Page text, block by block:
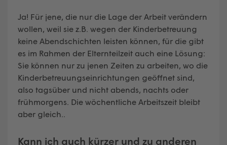
Ja! Für jene, die nur die Lage der Arbeit verändern
wollen, weil sie z.B. wegen der Kinderbetreuung
keine Abendschichten leisten können, für die gibt
es im Rahmen der Elternteilzeit auch eine Lösung:
Sie können nur zu jenen Zeiten zu arbeiten, wo die
Kinderbetreuungseinrichtungen geöffnet sind,
also tagsüber und nicht abends, nachts oder
frühmorgens. Die wöchentliche Arbeitszeit bleibt
aber gleich..
Kann ich auch kürzer und zu anderen